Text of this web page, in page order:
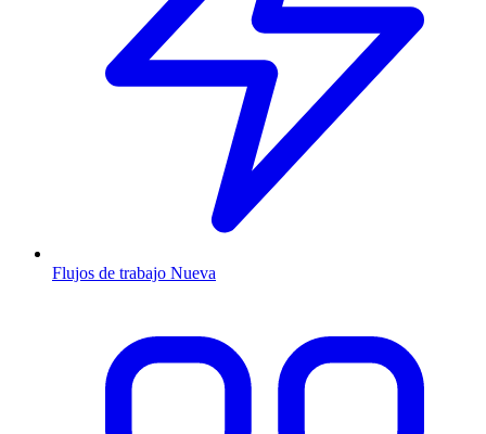
Flujos de trabajo Nueva